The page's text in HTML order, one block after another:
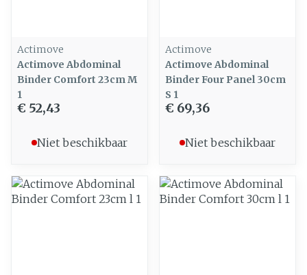
Actimove
Actimove Abdominal
Binder Comfort 23cm M
1
€ 52,43
Niet beschikbaar
Actimove
Actimove Abdominal
Binder Four Panel 30cm
S 1
€ 69,36
Niet beschikbaar